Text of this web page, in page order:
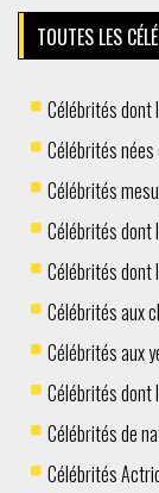
TOUTES LES
Célébrités dont
Célébrités
Célébrités
Célébrités dont
Célébrités dont
Célébrités aux
Célébrités aux
Célébrités dont
Célébrités de
Célébrités